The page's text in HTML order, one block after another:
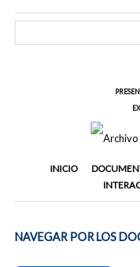
INICIO
NAVEGAR POR LOS